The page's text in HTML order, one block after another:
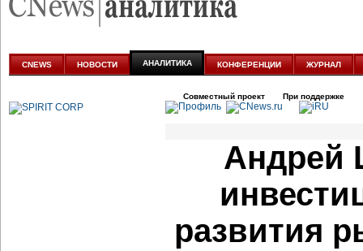
аналитике
CNEWS НОВОСТИ АНАЛИТИКА КОНФЕРЕНЦИИ ЖУРНАЛ
Совместный проект При поддержке
Андрей
развития